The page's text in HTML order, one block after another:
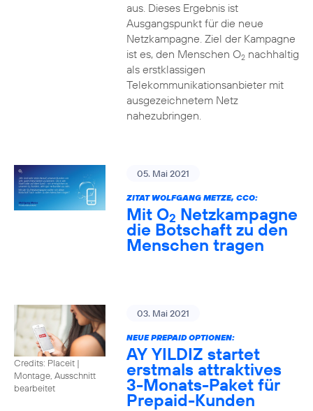
aus. Dieses Ergebnis ist
Ausgangspunkt für die neue
Netzkampagne. Ziel der Kampagne
ist es, den Menschen O2nachhaltig
als erstklassigen
Telekommunikationsanbieter mit
ausgezeichnetem Netz
nahezubringen.
05. Mai 2021
ZITAT WOLFGANG METZE, CCO:
Mit O2 Netzkampagne
die Botschaft zu den
Menschen tragen
Credits: Placeit |
Montage, Ausschnitt
bearbeitet
03. Mai 2021
NEUE PREPAID OPTIONEN:
AY YILDIZ startet
erstmals attraktives
3-Monats-Paket für
Prepaid-Kunden